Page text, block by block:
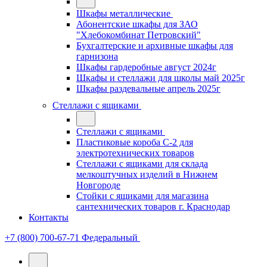
Шкафы металлические
Абонентские шкафы для ЗАО
"Хлебокомбинат Петровский"
Бухгалтерские и архивные шкафы для
гарнизона
Шкафы гардеробные август 2024г
Шкафы и стеллажи для школы май 2025г
Шкафы раздевальные апрель 2025г
Стеллажи с ящиками
Стеллажи с ящиками
Пластиковые короба С-2 для
электротехнических товаров
Стеллажи с ящиками для склада
мелкоштучных изделий в Нижнем
Новгороде
Стойки с ящиками для магазина
сантехнических товаров г. Краснодар
Контакты
+7 (800) 700-67-71 Федеральный